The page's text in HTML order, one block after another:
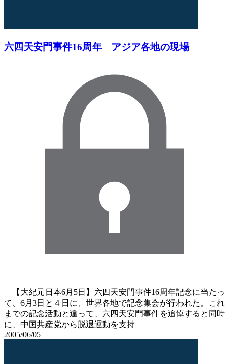
六四天安門事件16周年 アジア各地の現場
【大紀元日本6月5日】六四天安門事件16周年記念に当たっ
て、6月3日と４日に、世界各地で記念集会が行われた。これ
までの記念活動と違って、六四天安門事件を追悼すると同時
に、中国共産党から脱退運動を支持
2005/06/05